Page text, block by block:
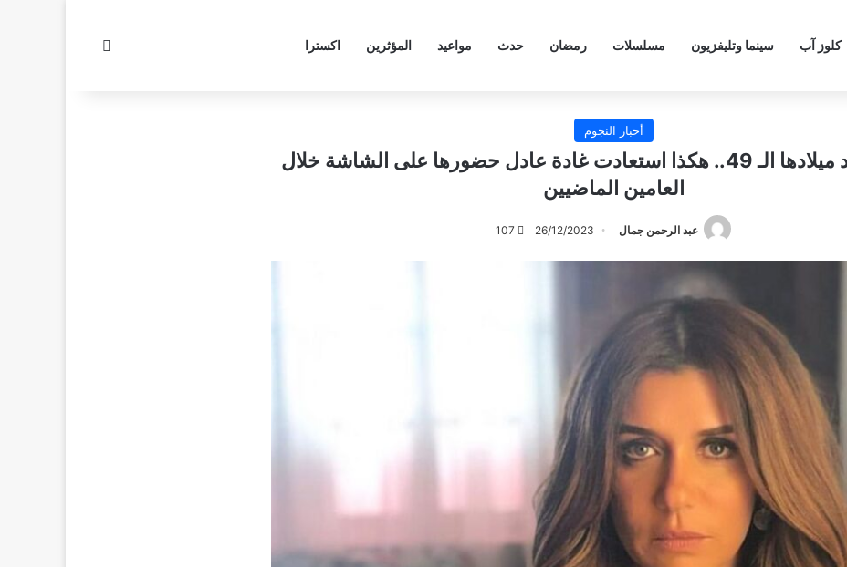
كلوز آب سينما وتليفزيون مسلسلات رمضان حدث مواعيد المؤثرين اكسترا
أخبار النجوم
تزامناً مع عيد ميلادها الـ 49.. هكذا استعادت غادة عادل حضورها على الشاشة خلال
العامين الماضيين
عبد الرحمن جمال 26/12/2023
107